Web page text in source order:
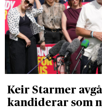
Keir Starmer
kandiderar som